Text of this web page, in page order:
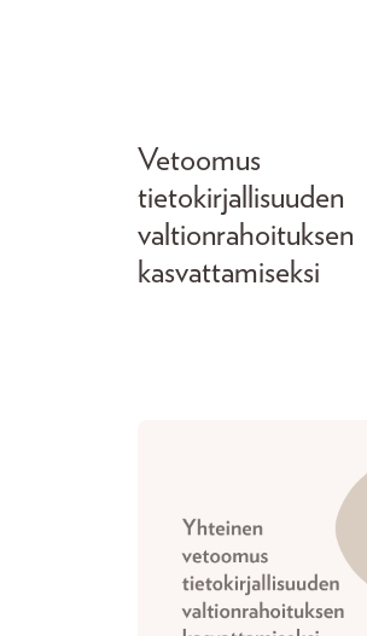
Vetoomus
tietokirjallisuuden
valtionrahoituksen
kasvattamiseksi